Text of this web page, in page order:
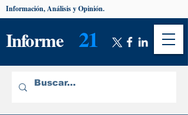
Informe 21
Información, Análisis y Opinión.